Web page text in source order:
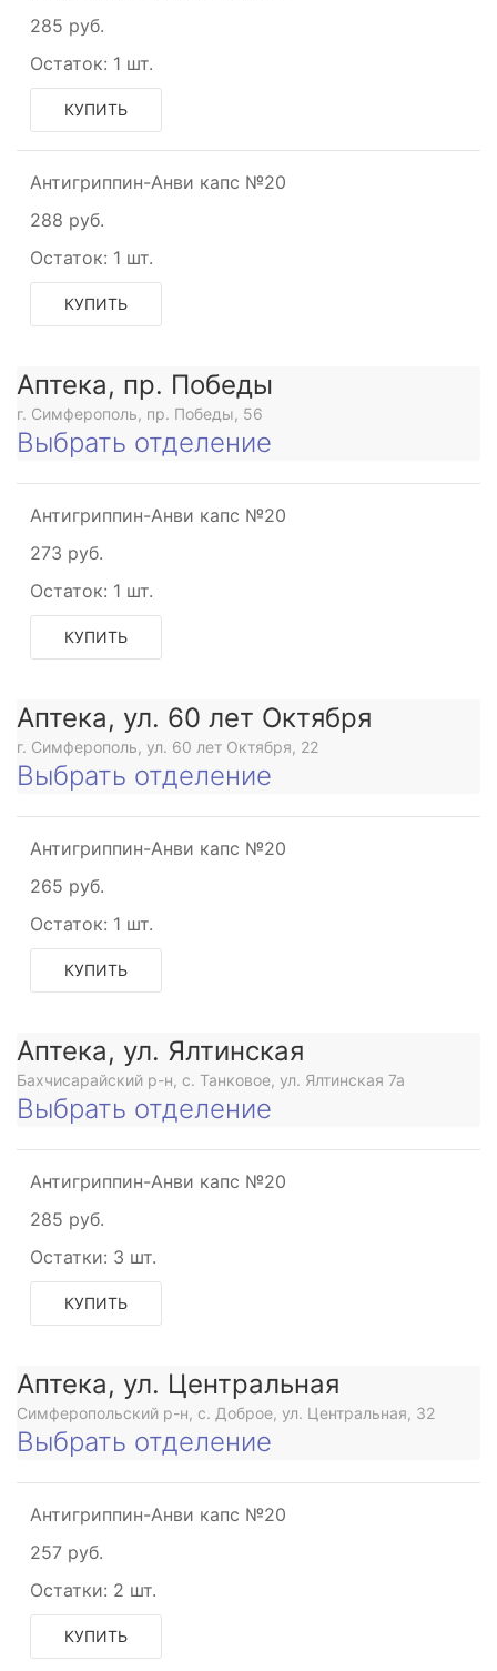
285 руб.
Остаток: 1 шт.
КУПИТЬ
Антигриппин-Анви капс №20
288 руб.
Остаток: 1 шт.
КУПИТЬ
Аптека, пр. Победы
г. Симферополь, пр. Победы, 56
Выбрать отделение
Антигриппин-Анви капс №20
273 руб.
Остаток: 1 шт.
КУПИТЬ
Аптека, ул. 60 лет Октября
г. Симферополь, ул. 60 лет Октября, 22
Выбрать отделение
Антигриппин-Анви капс №20
265 руб.
Остаток: 1 шт.
КУПИТЬ
Аптека, ул. Ялтинская
Бахчисарайский р-н, с. Танковое, ул. Ялтинская 7а
Выбрать отделение
Антигриппин-Анви капс №20
285 руб.
Остатки: 3 шт.
КУПИТЬ
Аптека, ул. Центральная
Симферопольский р-н, с. Доброе, ул. Центральная, 32
Выбрать отделение
Антигриппин-Анви капс №20
257 руб.
Остатки: 2 шт.
КУПИТЬ